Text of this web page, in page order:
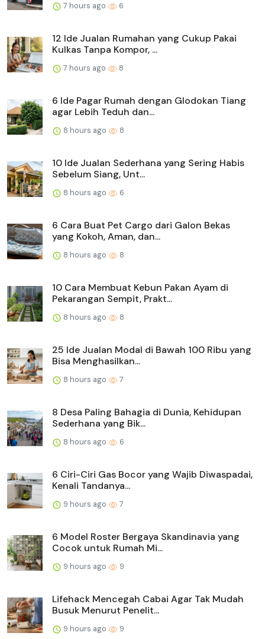
7 hours ago 6
12 Ide Jualan Rumahan yang Cukup Pakai
Kulkas Tanpa Kompor, ...
7 hours ago 8
6 Ide Pagar Rumah dengan Glodokan Tiang
agar Lebih Teduh dan...
8 hours ago 8
10 Ide Jualan Sederhana yang Sering Habis
Sebelum Siang, Unt...
8 hours ago 6
6 Cara Buat Pet Cargo dari Galon Bekas
yang Kokoh, Aman, dan...
8 hours ago 8
10 Cara Membuat Kebun Pakan Ayam di
Pekarangan Sempit, Prakt...
8 hours ago 8
25 Ide Jualan Modal di Bawah 100 Ribu yang
Bisa Menghasilkan...
8 hours ago 7
8 Desa Paling Bahagia di Dunia, Kehidupan
Sederhana yang Bik...
8 hours ago 6
6 Ciri-Ciri Gas Bocor yang Wajib Diwaspadai,
Kenali Tandanya...
9 hours ago 7
6 Model Roster Bergaya Skandinavia yang
Cocok untuk Rumah Mi...
9 hours ago 9
Lifehack Mencegah Cabai Agar Tak Mudah
Busuk Menurut Penelit...
9 hours ago 9